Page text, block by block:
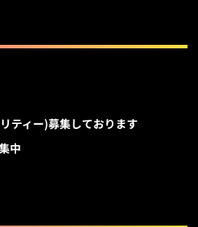
ティー)募集しております
中